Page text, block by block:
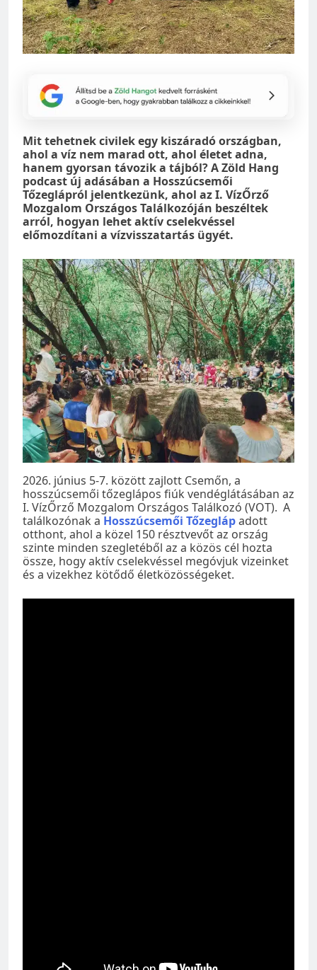
Mit tehetnek civilek egy kiszáradó országban,
ahol a víz nem marad ott, ahol életet adna,
hanem gyorsan távozik a tájból? A Zöld Hang
podcast új adásában a Hosszúcsemői
Tőzeglápról jelentkezünk, ahol az I. VízŐrző
Mozgalom Országos Találkozóján beszéltek
arról, hogyan lehet aktív cselekvéssel
előmozdítani a vízvisszatartás ügyét.
2026. június 5-7. között zajlott Csemőn, a
hosszúcsemői tőzeglápos fiúk vendéglátásában az
I. VízŐrző Mozgalom Országos Találkozó (VOT). A
találkozónak a Hosszúcsemői Tőzeglápadott
otthont, ahol a közel 150 résztvevőt az ország
szinte minden szegletéből az a közös cél hozta
össze, hogy aktív cselekvéssel megóvjuk vizeinket
és a vizekhez kötődő életközösségeket.